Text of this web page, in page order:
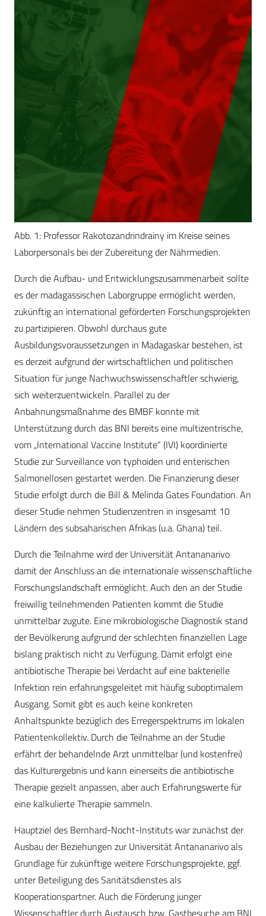
Abb. 1: Professor Rakotozandrindrainy im Kreise seines
Laborpersonals bei der Zubereitung der Nährmedien.
Durch die Aufbau- und Entwicklungszusammenarbeit sollte
es der madagassischen Laborgruppe ermöglicht werden,
zukünftig an international geförderten Forschungsprojekten
zu partizipieren. Obwohl durchaus gute
Ausbildungsvoraussetzungen in Madagaskar bestehen, ist
es derzeit aufgrund der wirtschaftlichen und politischen
Situation für junge Nachwuchswissenschaftler schwierig,
sich weiterzuentwickeln. Parallel zu der
Anbahnungsmaßnahme des BMBF konnte mit
Unterstützung durch das BNI bereits eine multizentrische,
vom „International Vaccine Institute“ (IVI) koordinierte
Studie zur Surveillance von typhoiden und enterischen
Salmonellosen gestartet werden. Die Finanzierung dieser
Studie erfolgt durch die Bill & Melinda Gates Foundation. An
dieser Studie nehmen Studienzentren in insgesamt 10
Ländern des subsaharischen Afrikas (u.a. Ghana) teil.
Durch die Teilnahme wird der Universität Antananarivo
damit der Anschluss an die internationale wissenschaftliche
Forschungslandschaft ermöglicht. Auch den an der Studie
freiwillig teilnehmenden Patienten kommt die Studie
unmittelbar zugute. Eine mikrobiologische Diagnostik stand
der Bevölkerung aufgrund der schlechten finanziellen Lage
bislang praktisch nicht zu Verfügung. Damit erfolgt eine
antibiotische Therapie bei Verdacht auf eine bakterielle
Infektion rein erfahrungsgeleitet mit häufig suboptimalem
Ausgang. Somit gibt es auch keine konkreten
Anhaltspunkte bezüglich des Erregerspektrums im lokalen
Patientenkollektiv. Durch die Teilnahme an der Studie
erfährt der behandelnde Arzt unmittelbar (und kostenfrei)
das Kulturergebnis und kann einerseits die antibiotische
Therapie gezielt anpassen, aber auch Erfahrungswerte für
eine kalkulierte Therapie sammeln.
Hauptziel des Bernhard-Nocht-Instituts war zunächst der
Ausbau der Beziehungen zur Universität Antananarivo als
Grundlage für zukünftige weitere Forschungsprojekte, ggf.
unter Beteiligung des Sanitätsdienstes als
Kooperationspartner. Auch die Förderung junger
Wissenschaftler durch Austausch bzw. Gastbesuche am BNI